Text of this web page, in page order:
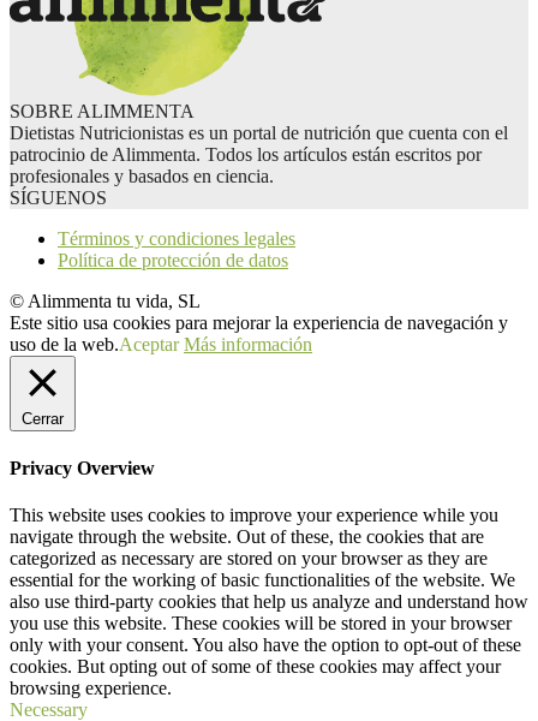
SOBRE ALIMMENTA
Dietistas Nutricionistas es un portal de nutrición que cuenta con el
patrocinio de Alimmenta. Todos los artículos están escritos por
profesionales y basados en ciencia.
SÍGUENOS
Términos y condiciones legales
Política de protección de datos
© Alimmenta tu vida, SL
Este sitio usa cookies para mejorar la experiencia de navegación y
uso de la web.Aceptar Más información
Cerrar
Privacy Overview
This website uses cookies to improve your experience while you
navigate through the website. Out of these, the cookies that are
categorized as necessary are stored on your browser as they are
essential for the working of basic functionalities of the website. We
also use third-party cookies that help us analyze and understand how
you use this website. These cookies will be stored in your browser
only with your consent. You also have the option to opt-out of these
cookies. But opting out of some of these cookies may affect your
browsing experience.
Necessary